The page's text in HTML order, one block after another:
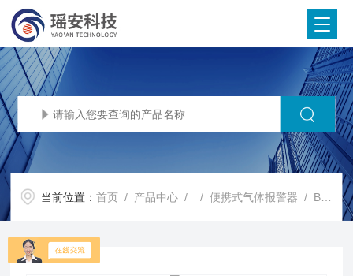
当前位置：首页 / 产品中心 / /便携式气体报警器 / BTQ-YA-C100FT气体泄漏报警器 便携手持式